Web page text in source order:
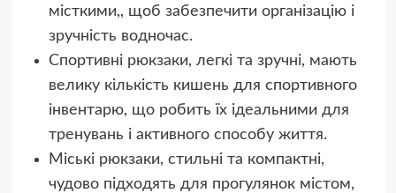
місткими,, щоб забезпечити організацію і
зручність водночас.
Спортивні рюкзаки, легкі та зручні, мають
велику кількість кишень для спортивного
інвентарю, що робить їх ідеальними для
тренувань і активного способу життя.
Міські рюкзаки, стильні та компактні,
чудово підходять для прогулянок містом,